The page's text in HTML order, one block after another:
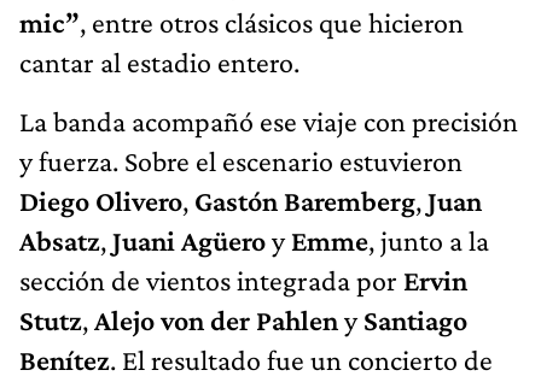
mic”, entre otros clásicos que hicieron
cantar al estadio entero.
La banda acompañó ese viaje con precisión
y fuerza. Sobre el escenario estuvieron
Diego Olivero, Gastón Baremberg,Juan
Absatz,Juani AgüeroyEmme, junto a la
sección de vientos integrada por Ervin
Stutz,Alejo von der PahlenySantiago
Benítez. El resultado fue un concierto de